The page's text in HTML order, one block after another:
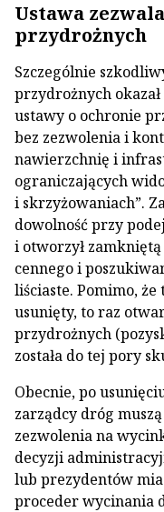
Ustawa
przydrożnych
Szczególnie
przydrożnych
ustawy o ochronie
bez zezwolenia i
nawierzchnię i
ograniczających
i skrzyżowaniach”.
dowolność przy
i otworzył
cennego i
liściaste. Pomimo,
usunięty, to raz
przydrożnych
została do tej pory
Obecnie, po
zarządcy dróg
zezwolenia na
decyzji
lub prezydentów
proceder wycinania